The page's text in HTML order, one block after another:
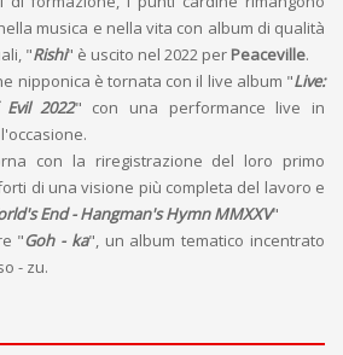
musica e nella vita con album di qualità
"Rishi" è uscito nel 2022 per Peaceville.
nipponica è tornata con il live album "Live:
2022" con una performance live in
con la riregistrazione del loro primo
di una visione più completa del lavoro e
End - Hangman's Hymn MMXXV"
"Goh - ka", un album tematico incentrato
- zu.